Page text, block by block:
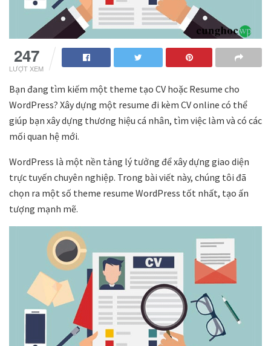
247
LƯỢT XEM
Bạn đang tìm kiếm một theme tạo CV hoặc Resume cho
WordPress? Xây dựng một resume đi kèm CV online có thể
giúp bạn xây dựng thương hiệu cá nhân, tìm việc làm và có các
mối quan hệ mới.
WordPress là một nền tảng lý tưởng để xây dựng giao diện
trực tuyến chuyên nghiệp. Trong bài viết này, chúng tôi đã
chọn ra một số theme resume WordPress tốt nhất, tạo ấn
tượng mạnh mẽ.